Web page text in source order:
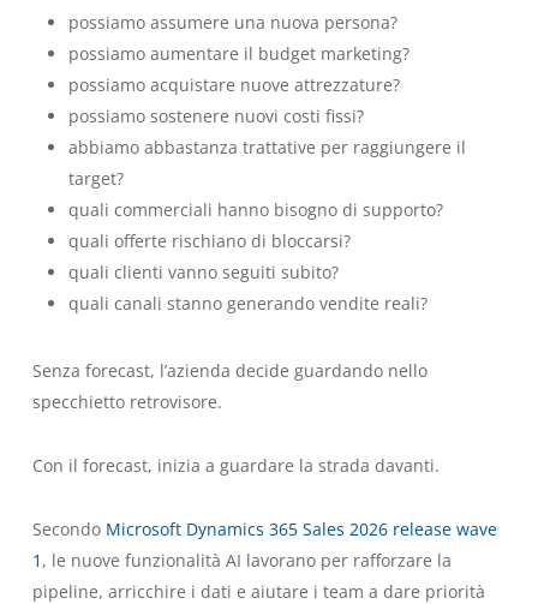
possiamo assumere una nuova persona?
possiamo aumentare il budget marketing?
possiamo acquistare nuove attrezzature?
possiamo sostenere nuovi costi fissi?
abbiamo abbastanza trattative per raggiungere il
target?
quali commerciali hanno bisogno di supporto?
quali offerte rischiano di bloccarsi?
quali clienti vanno seguiti subito?
quali canali stanno generando vendite reali?
Senza forecast, l’azienda decide guardando nello
specchietto retrovisore.
Con il forecast, inizia a guardare la strada davanti.
Secondo Microsoft Dynamics 365 Sales 2026 release wave
1 , le nuove funzionalità AI lavorano per rafforzare la
pipeline, arricchire i dati e aiutare i team a dare priorità